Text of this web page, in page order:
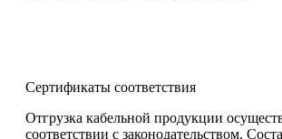
Сертификаты соответствия
Отгрузка кабельной продукции
соответствии с законодательством.